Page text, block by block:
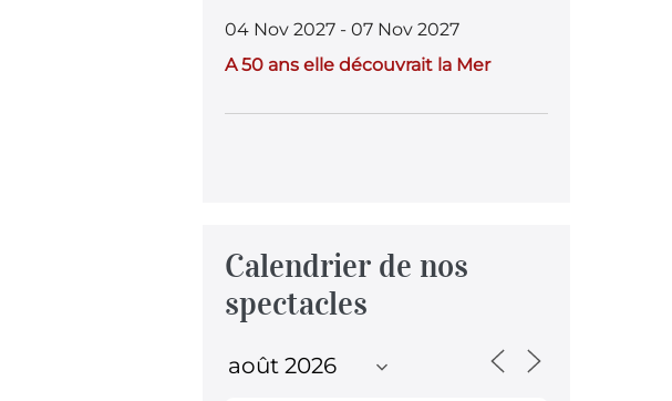
04 Nov 2027 - 07 Nov 2027
A 50 ans elle découvrait la Mer
Calendrier de nos
spectacles